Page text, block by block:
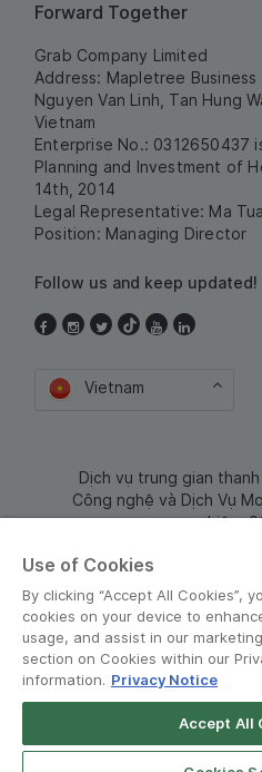
Forward Together
Grab Company Limited
Address: Mapletree
Nguyen Van Linh, Tan Hung
Vietnam
Enterprise No.: 0312650437
Planning and Investment of
14th, 2014
Legal Representative: Ma
Position: Managing Director
Follow us and keep updated!
Vietnam
Dịch vụ trung gian
Công nghệ và Dịch Vụ
nghiệp:
© Grab
Grab for Android
Use of Cookies
By clicking “Accept All Cookies”,
cookies on your device to
usage, and assist in our
section on Cookies within our
information. Privacy Notice
Accept All